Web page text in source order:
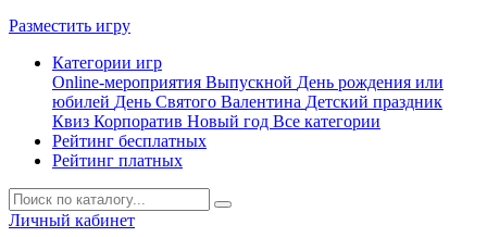
Разместить игру
Категории игр
Online-мероприятия Выпускной День рождения или
юбилей День Святого Валентина Детский праздник
Квиз Корпоратив Новый год Все категории
Рейтинг бесплатных
Рейтинг платных
Личный кабинет